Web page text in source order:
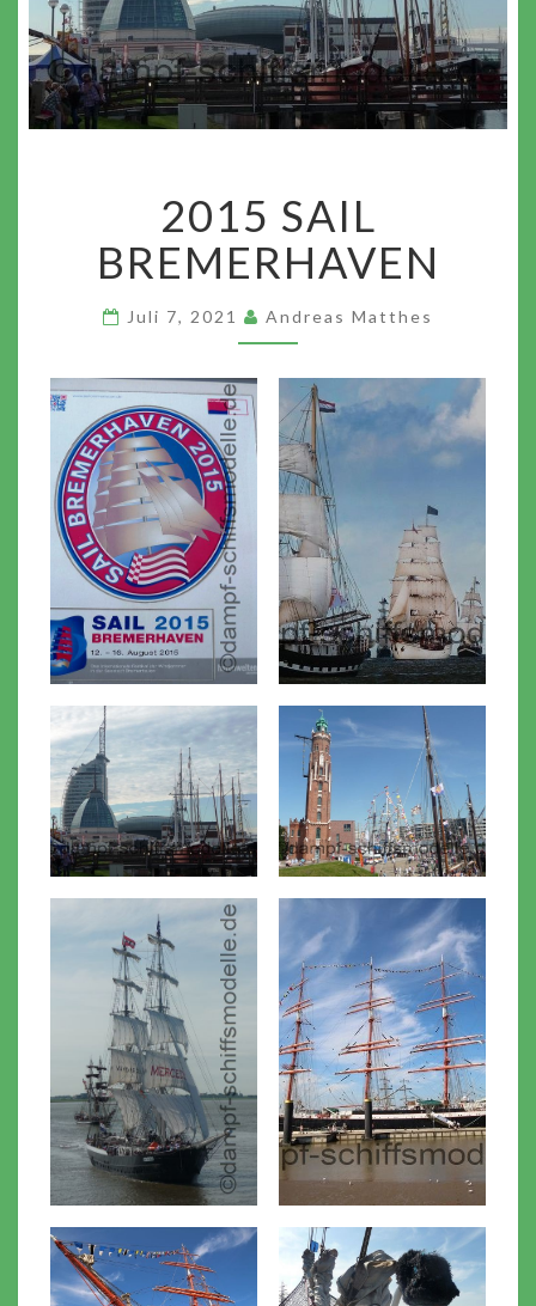
SAIL
BREMERHAVEN
2015 SAIL
BREMERHAVEN
Juli 7, 2021 Andreas Matthes